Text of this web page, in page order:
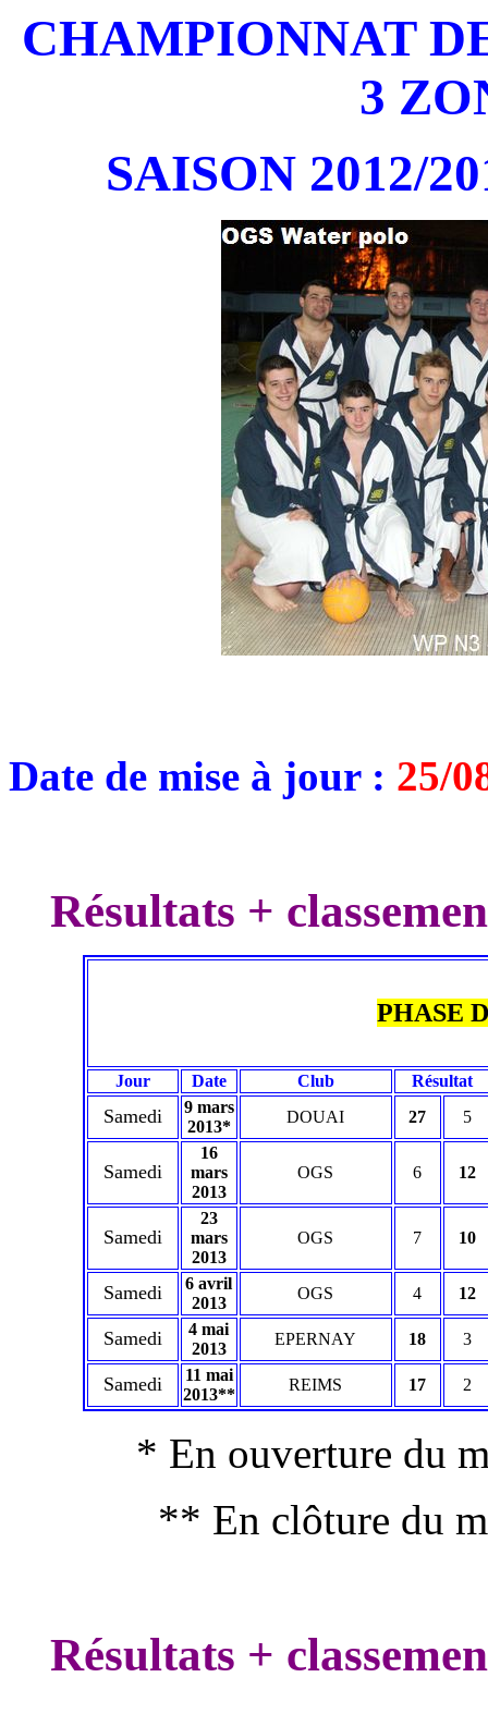
CHAMPIONNAT
3
SAISON 2012/
Date de mise à jour : 25/
Résultats +
PHASE
Jour Date Club Résultat
Samedi
9 mars
2013*
DOUAI 27 5
Samedi
16
mars
2013
OGS 6 12
Samedi
23
mars
2013
OGS 7 10
Samedi
6 avril
2013
OGS 4 12
Samedi
4 mai
2013
EPERNAY 18 3
Samedi
11 mai
2013**
REIMS 17 2
* En ouverture du
** En clôture du
Résultats +